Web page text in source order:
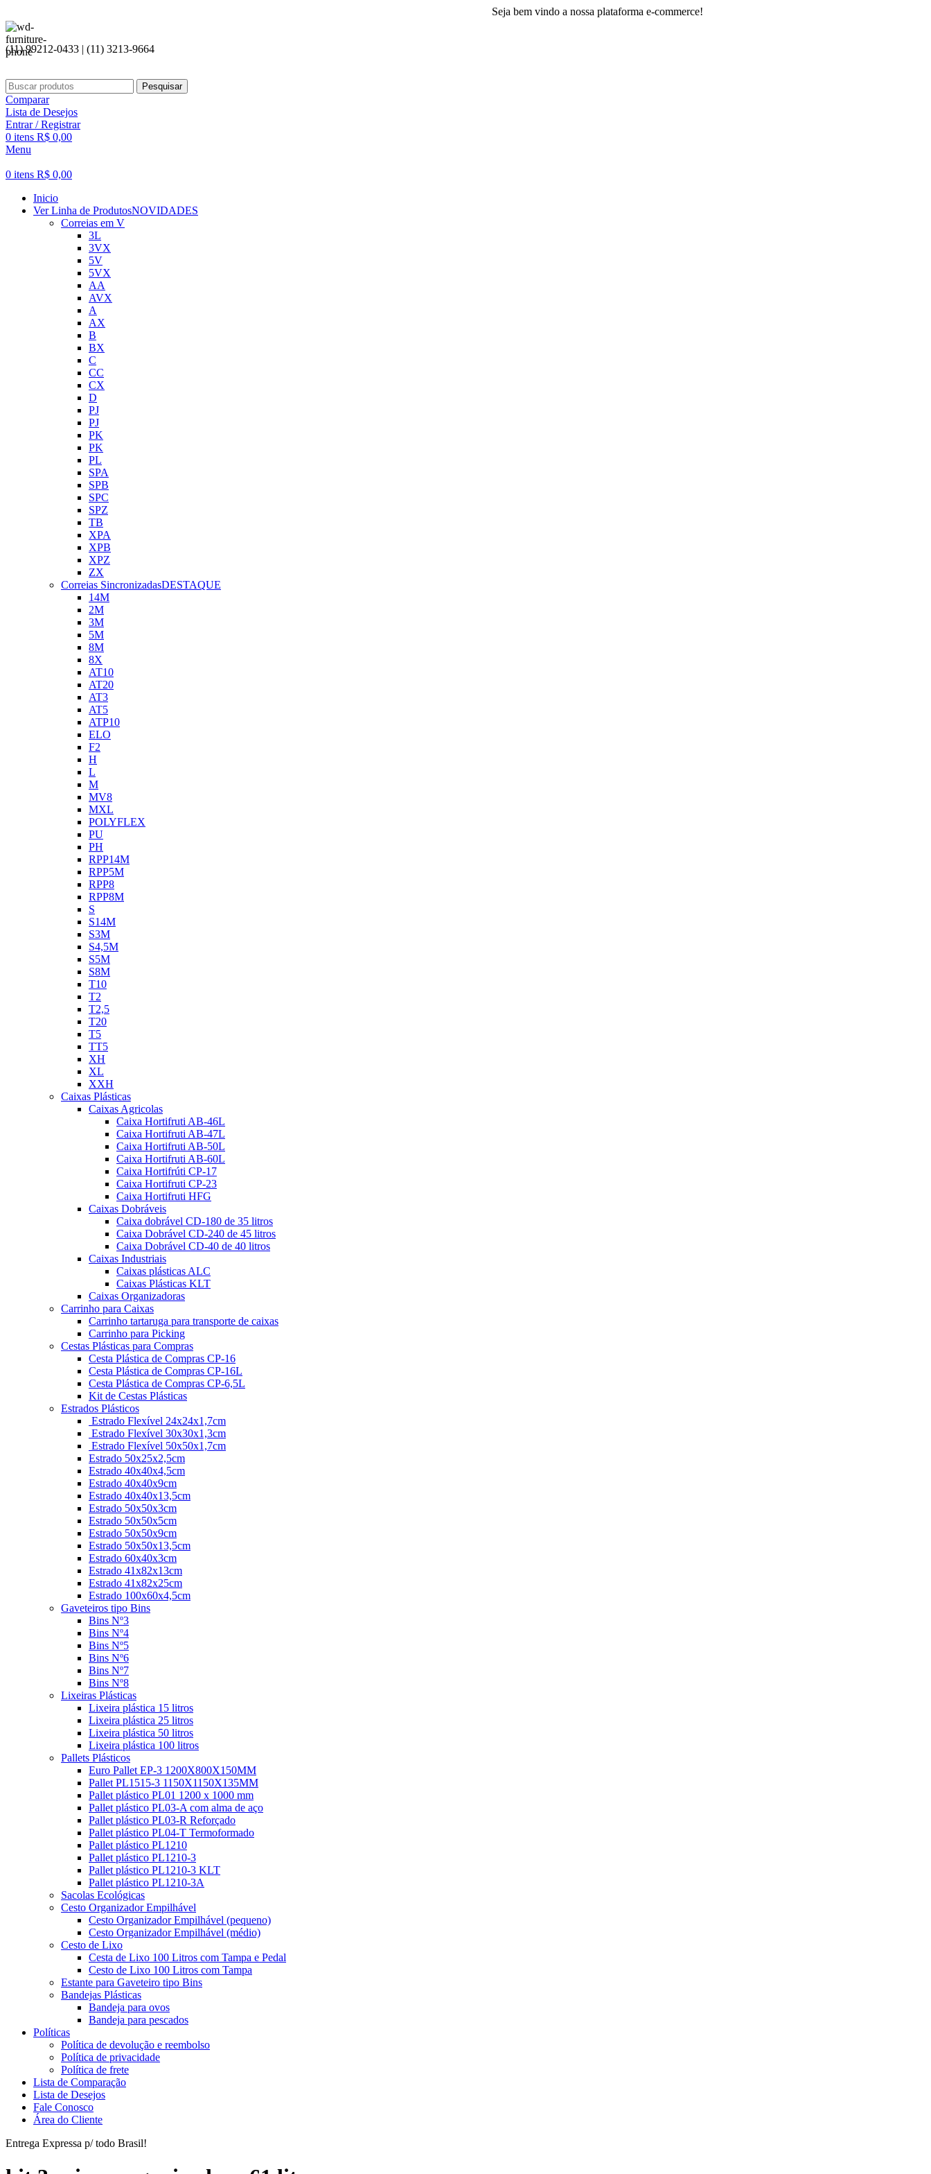
Seja bem vindo a nossa plataforma e-commerce!
(11) 99212-0433 | (11) 3213-9664
Pesquisar
Comparar
Lista de Desejos
Entrar / Registrar
0 itens R$ 0,00
Menu
0 itens R$ 0,00
Inicio
Ver Linha de ProdutosNOVIDADES
Correias em V
3L
3VX
5V
5VX
AA
AVX
A
AX
B
BX
C
CC
CX
D
PJ
PJ
PK
PK
PL
SPA
SPB
SPC
SPZ
TB
XPA
XPB
XPZ
ZX
Correias SincronizadasDESTAQUE
14M
2M
3M
5M
8M
8X
AT10
AT20
AT3
AT5
ATP10
ELO
F2
H
L
M
MV8
MXL
POLYFLEX
PU
PH
RPP14M
RPP5M
RPP8
RPP8M
S
S14M
S3M
S4,5M
S5M
S8M
T10
T2
T2,5
T20
T5
TT5
XH
XL
XXH
Caixas Plásticas
Caixas Agricolas
Caixa Hortifruti AB-46L
Caixa Hortifruti AB-47L
Caixa Hortifruti AB-50L
Caixa Hortifruti AB-60L
Caixa Hortifrúti CP-17
Caixa Hortifruti CP-23
Caixa Hortifruti HFG
Caixas Dobráveis
Caixa dobrável CD-180 de 35 litros
Caixa Dobrável CD-240 de 45 litros
Caixa Dobrável CD-40 de 40 litros
Caixas Industriais
Caixas plásticas ALC
Caixas Plásticas KLT
Caixas Organizadoras
Carrinho para Caixas
Carrinho tartaruga para transporte de caixas
Carrinho para Picking
Cestas Plásticas para Compras
Cesta Plástica de Compras CP-16
Cesta Plástica de Compras CP-16L
Cesta Plástica de Compras CP-6,5L
Kit de Cestas Plásticas
Estrados Plásticos
Estrado Flexível 24x24x1,7cm
Estrado Flexível 30x30x1,3cm
Estrado Flexível 50x50x1,7cm
Estrado 50x25x2,5cm
Estrado 40x40x4,5cm
Estrado 40x40x9cm
Estrado 40x40x13,5cm
Estrado 50x50x3cm
Estrado 50x50x5cm
Estrado 50x50x9cm
Estrado 50x50x13,5cm
Estrado 60x40x3cm
Estrado 41x82x13cm
Estrado 41x82x25cm
Estrado 100x60x4,5cm
Gaveteiros tipo Bins
Bins Nº3
Bins Nº4
Bins Nº5
Bins Nº6
Bins Nº7
Bins Nº8
Lixeiras Plásticas
Lixeira plástica 15 litros
Lixeira plástica 25 litros
Lixeira plástica 50 litros
Lixeira plástica 100 litros
Pallets Plásticos
Euro Pallet EP-3 1200X800X150MM
Pallet PL1515-3 1150X1150X135MM
Pallet plástico PL01 1200 x 1000 mm
Pallet plástico PL03-A com alma de aço
Pallet plástico PL03-R Reforçado
Pallet plástico PL04-T Termoformado
Pallet plástico PL1210
Pallet plástico PL1210-3
Pallet plástico PL1210-3 KLT
Pallet plástico PL1210-3A
Sacolas Ecológicas
Cesto Organizador Empilhável
Cesto Organizador Empilhável (pequeno)
Cesto Organizador Empilhável (médio)
Cesto de Lixo
Cesta de Lixo 100 Litros com Tampa e Pedal
Cesto de Lixo 100 Litros com Tampa
Estante para Gaveteiro tipo Bins
Bandejas Plásticas
Bandeja para ovos
Bandeja para pescados
Políticas
Política de devolução e reembolso
Política de privacidade
Política de frete
Lista de Comparação
Lista de Desejos
Fale Conosco
Área do Cliente
Entrega Expressa p/ todo Brasil!